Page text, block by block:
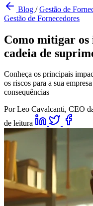
Blog /Gestão de
Gestão de Fornecedores
Como mitigar os
cadeia de
Conheça os principais
os riscos para a sua
consequências
Por Leo Cavalcanti, CEO
de leitura